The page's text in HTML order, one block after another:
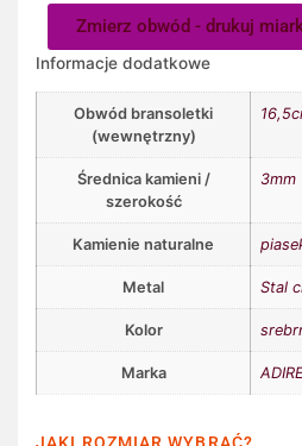
Zmierz obwód - drukuj
Informacje dodatkowe
Obwód bransoletki
(wewnętrzny)
Średnica kamieni /
szerokość
3mm
Kamienie naturalne
Metal Stal
Kolor
Marka